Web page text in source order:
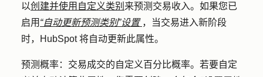
以创建并使用自定义类别 来预测交易收入。如果您已
启用 “自动更新预测类别”设置 ，当交易进入新阶段
时，HubSpot 将自动更新此属性。
预测概率： 交易成交的自定义百分比概率。若要自定